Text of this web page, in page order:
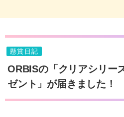
懸賞日記
ORBISの「クリアシリー
ゼント」が届きました！